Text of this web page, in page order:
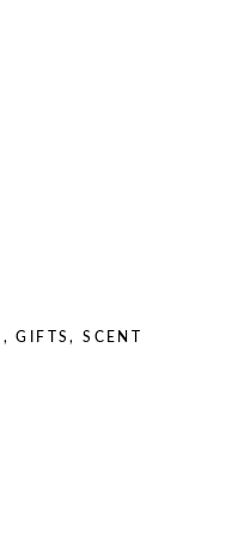
,GIFTS,SCENT